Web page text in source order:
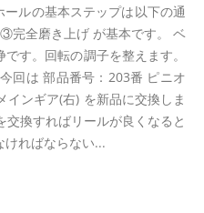
ルの基本ステップは以下の通
全磨き上げ が基本です。 ベ
す。回転の調子を整えます。
回は 部品番号：203番 ピニオ
インギア(右) を新品に交換しま
換すればリールが良くなると
ければならない...